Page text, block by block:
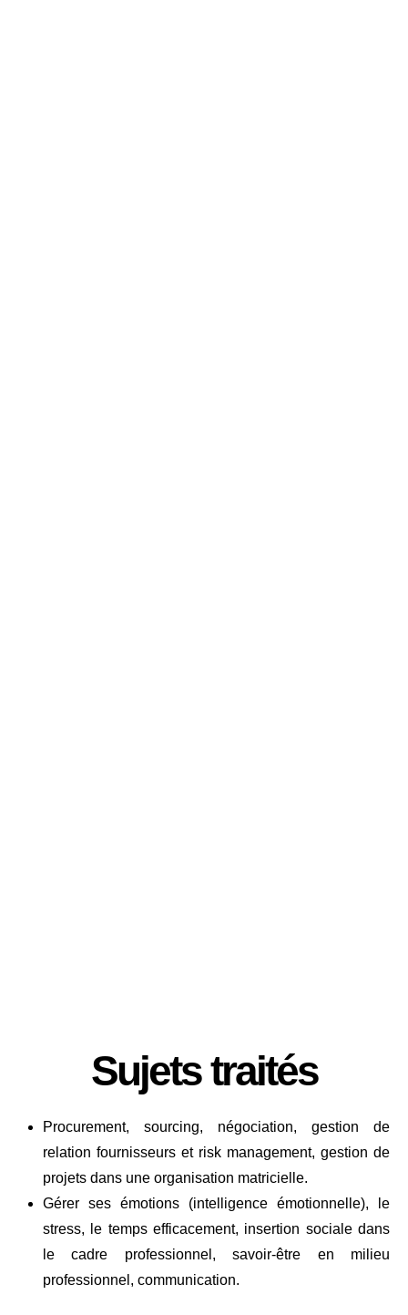
Sujets traités
Procurement, sourcing, négociation, gestion de
relation fournisseurs et risk management, gestion de
projets dans une organisation matricielle.
Gérer ses émotions (intelligence émotionnelle), le
stress, le temps efficacement, insertion sociale dans
le cadre professionnel, savoir-être en milieu
professionnel, communication.